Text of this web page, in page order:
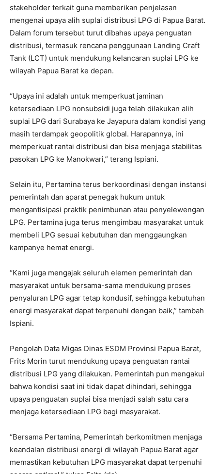
stakeholder terkait guna memberikan penjelasan
mengenai upaya alih suplai distribusi LPG di Papua Barat.
Dalam forum tersebut turut dibahas upaya penguatan
distribusi, termasuk rencana penggunaan Landing Craft
Tank (LCT) untuk mendukung kelancaran suplai LPG ke
wilayah Papua Barat ke depan.
“Upaya ini adalah untuk memperkuat jaminan
ketersediaan LPG nonsubsidi juga telah dilakukan alih
suplai LPG dari Surabaya ke Jayapura dalam kondisi yang
masih terdampak geopolitik global. Harapannya, ini
memperkuat rantai distribusi dan bisa menjaga stabilitas
pasokan LPG ke Manokwari,” terang Ispiani.
Selain itu, Pertamina terus berkoordinasi dengan instansi
pemerintah dan aparat penegak hukum untuk
mengantisipasi praktik penimbunan atau penyelewengan
LPG. Pertamina juga terus mengimbau masyarakat untuk
membeli LPG sesuai kebutuhan dan menggaungkan
kampanye hemat energi.
“Kami juga mengajak seluruh elemen pemerintah dan
masyarakat untuk bersama-sama mendukung proses
penyaluran LPG agar tetap kondusif, sehingga kebutuhan
energi masyarakat dapat terpenuhi dengan baik,” tambah
Ispiani.
Pengolah Data Migas Dinas ESDM Provinsi Papua Barat,
Frits Morin turut mendukung upaya penguatan rantai
distribusi LPG yang dilakukan. Pemerintah pun mengakui
bahwa kondisi saat ini tidak dapat dihindari, sehingga
upaya penguatan suplai bisa menjadi salah satu cara
menjaga ketersediaan LPG bagi masyarakat.
“Bersama Pertamina, Pemerintah berkomitmen menjaga
keandalan distribusi energi di wilayah Papua Barat agar
memastikan kebutuhan LPG masyarakat dapat terpenuhi